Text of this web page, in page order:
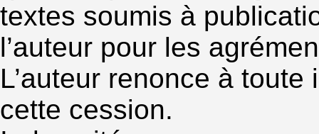
textes soumis à
l’auteur pour les
L’auteur renonce à
cette cession.